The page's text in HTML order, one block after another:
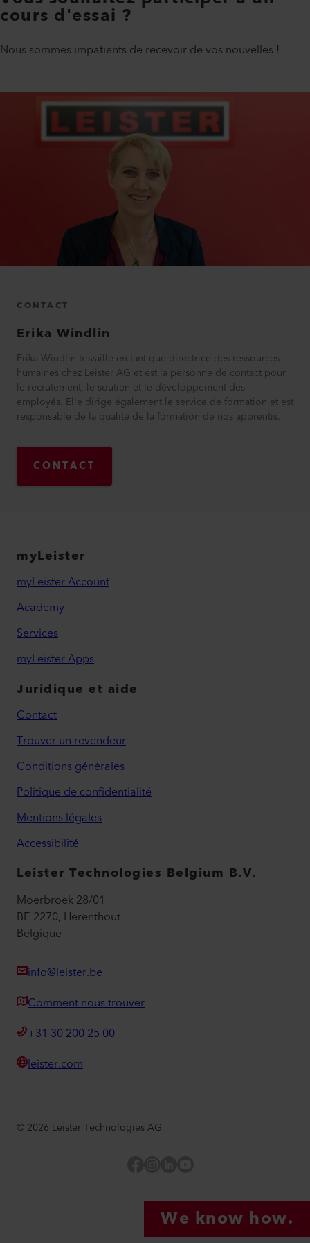
cours d'essai ?
Nous sommes impatients de recevoir de vos nouvelles !
CONTACT
Erika Windlin
Erika Windlin travaille en tant que directrice des ressources
humaines chez Leister AG et est la personne de contact pour
le recrutement, le soutien et le développement des
employés. Elle dirige également le service de formation et est
responsable de la qualité de la formation de nos apprentis.
CONTACT
myLeister
myLeister Account
Academy
Services
myLeister Apps
Juridique et aide
Contact
Trouver un revendeur
Conditions générales
Politique de confidentialité
Mentions légales
Accessibilité
Leister Technologies Belgium B.V.
Moerbroek 28/01
BE-2270, Herenthout
Belgique
info@leister.be
Comment nous trouver
+31 30 200 25 00
leister.com
© 2026 Leister Technologies AG
We know how.